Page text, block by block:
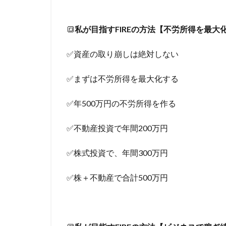
🔳私が目指すFIREの方法【不労所得を最大
✅資産の取り崩しは絶対しない
✅まずは不労所得を最大化する
✅年500万円の不労所得を作る
✅不動産投資で年間200万円
✅株式投資で、年間300万円
✅株＋不動産で合計500万円